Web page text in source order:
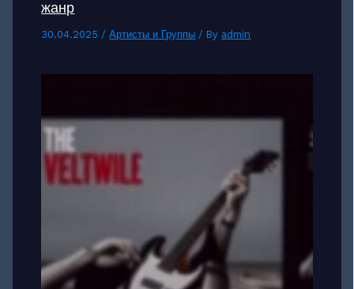
жанр
30.04.2025 /Артисты и Группы / By admin